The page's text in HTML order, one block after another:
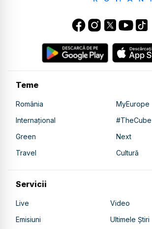
Teme
România
MyEurope
Internațional
#TheCube
Green
Next
Travel
Cultură
Servicii
Live
Video
Emisiuni
Ultimele Știri